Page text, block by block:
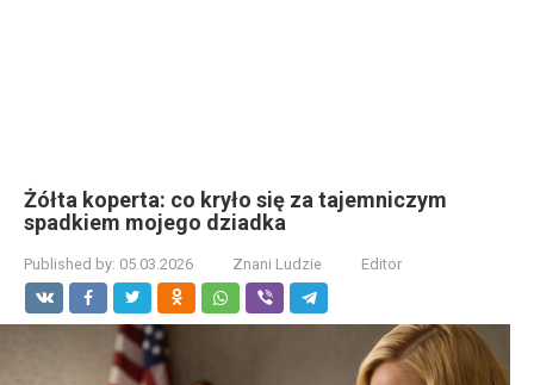
Żółta koperta: co kryło się za tajemniczym
spadkiem mojego dziadka
Published by: 05.03.2026 Znani Ludzie Editor